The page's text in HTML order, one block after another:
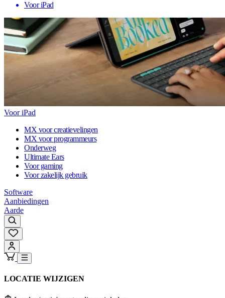
Voor iPad
Voor iPad
MX voor creatievelingen
MX voor programmeurs
Onderweg
Ultimate Ears
Voor gaming
Voor zakelijk gebruik
Software
Aanbiedingen
Aarde
LOCATIE WIJZIGEN